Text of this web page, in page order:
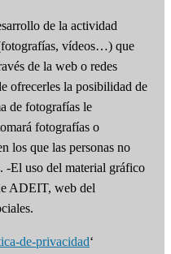
de la actividad
vídeos…) que
de la web o redes
ofrecerles la posibilidad de
de fotografías le
fotografías o
los que las personas no
-El uso del material gráfico
ADEIT, web del
de-privacidad‘